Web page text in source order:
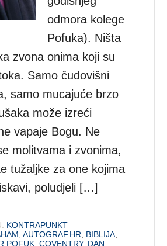
odmora kolege
Pofuka). Ništa
zvona onima koji su
Samo čudovišni
samo mucajuće brzo
može izreći
vapaje Bogu. Ne
molitvama i zvonima,
tužaljke za one kojima
poludjeli […]
KONTRAPUNKT
,AUTOGRAF.HR BIBLIJA
POFUK ,COVENTRY, DAN